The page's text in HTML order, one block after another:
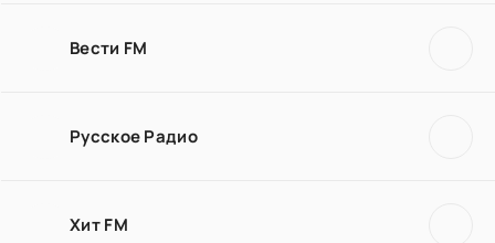
Вести FM
Русское Радио
Хит FM